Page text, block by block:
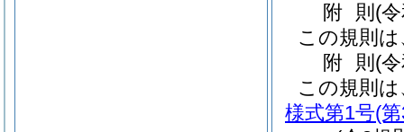
附 則 (
この規則
附 則 (
この規則
様式第1号(